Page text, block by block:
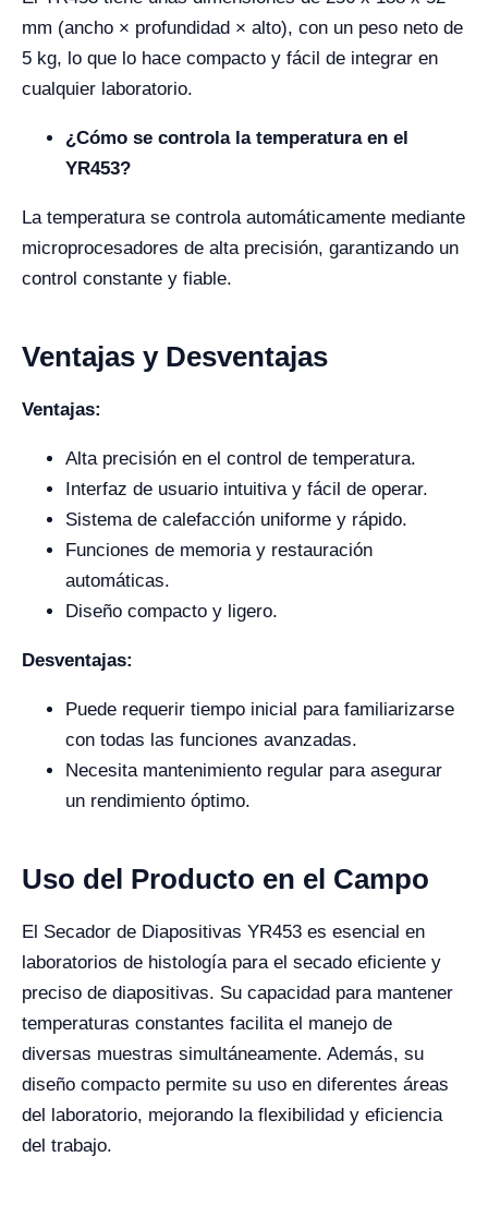
mm (ancho × profundidad × alto), con un peso neto de
5 kg, lo que lo hace compacto y fácil de integrar en
cualquier laboratorio.
¿Cómo se controla la temperatura en el
YR453?
La temperatura se controla automáticamente mediante
microprocesadores de alta precisión, garantizando un
control constante y fiable.
Ventajas y Desventajas
Ventajas:
Alta precisión en el control de temperatura.
Interfaz de usuario intuitiva y fácil de operar.
Sistema de calefacción uniforme y rápido.
Funciones de memoria y restauración
automáticas.
Diseño compacto y ligero.
Desventajas:
Puede requerir tiempo inicial para familiarizarse
con todas las funciones avanzadas.
Necesita mantenimiento regular para asegurar
un rendimiento óptimo.
Uso del Producto en el Campo
El Secador de Diapositivas YR453 es esencial en
laboratorios de histología para el secado eficiente y
preciso de diapositivas. Su capacidad para mantener
temperaturas constantes facilita el manejo de
diversas muestras simultáneamente. Además, su
diseño compacto permite su uso en diferentes áreas
del laboratorio, mejorando la flexibilidad y eficiencia
del trabajo.